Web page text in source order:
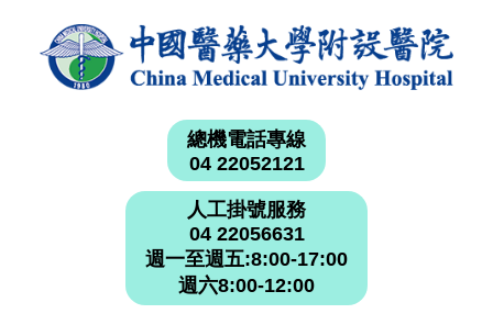
總機電話專線
04 22052121
人工掛號服務
04 22056631
週一至週五:8:00-17:00
週六8:00-12:00